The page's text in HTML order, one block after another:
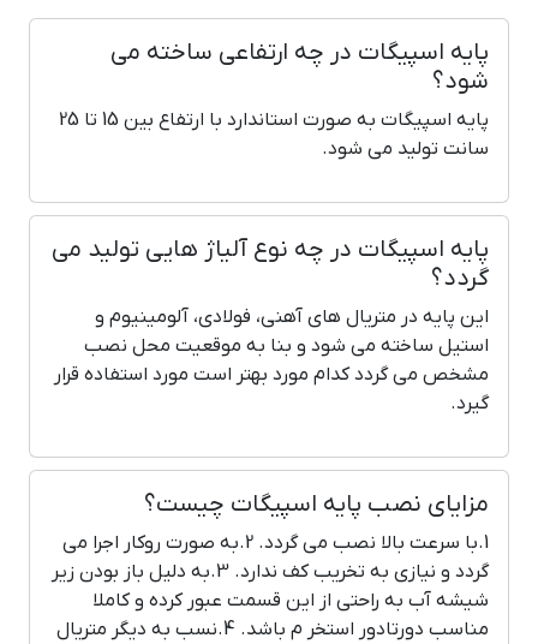
پایه اسپیگات در چه ارتفاعی ساخته می
شود؟
پایه اسپیگات به صورت استاندارد با ارتفاع بین 15 تا 25
سانت تولید می شود.
پایه اسپیگات در چه نوع آلیاژ هایی تولید می
گردد؟
این پایه در متریال های آهنی، فولادی، آلومینیوم و
استیل ساخته می شود و بنا به موقعیت محل نصب
مشخص می گردد کدام مورد بهتر است مورد استفاده قرار
گیرد.
مزایای نصب پایه اسپیگات چیست؟
1.با سرعت بالا نصب می گردد. 2.به صورت روکار اجرا می
گردد و نیازی به تخریب کف ندارد. 3.به دلیل باز بودن زیر
شیشه آب به راحتی از این قسمت عبور کرده و کاملا
مناسب دورتادور استخر م باشد. 4.نسب به دیگر متریال